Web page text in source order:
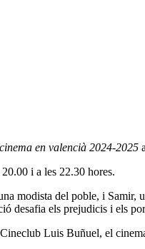
en valencià 2024-2025
i a les 22.30 hores.
modista del poble, i
desafia els prejudicis i els
Luis Buñuel, el